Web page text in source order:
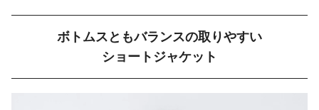
ボトムスともバランスの取りやすい
ショートジャケット